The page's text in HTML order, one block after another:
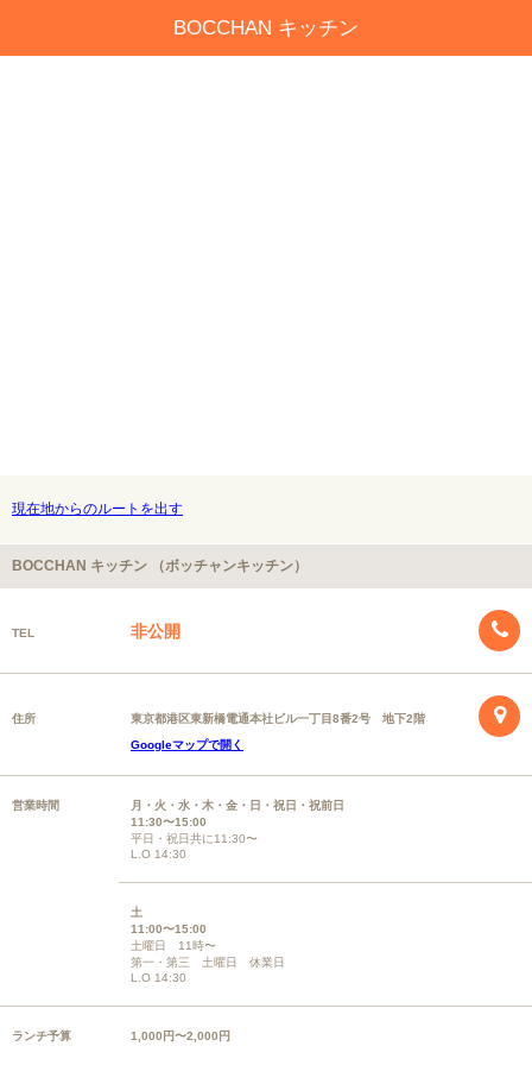
BOCCHAN キッチン
現在地からのルートを出す
BOCCHAN キッチン （ボッチャンキッチン）
TEL 非公開
住所
東京都港区東新橋電通本社ビル一丁目8番2号 地下2階
Googleマップで開く
営業時間
月・火・水・木・金・日・祝日・祝前日
11:30〜15:00
平日・祝日共に11:30〜
L.O 14:30
土
11:00〜15:00
土曜日 11時〜
第一・第三 土曜日 休業日
L.O 14:30
ランチ予算 1,000円〜2,000円